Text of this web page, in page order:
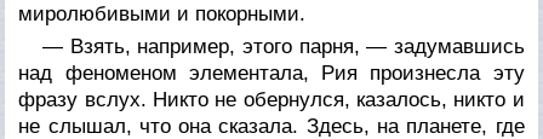
миролюбивыми и покорными.
— Взять, например, этого парня, — задумавшись
над феноменом элементала, Рия произнесла эту
фразу вслух. Никто не обернулся, казалось, никто и
не слышал, что она сказала. Здесь, на планете, где